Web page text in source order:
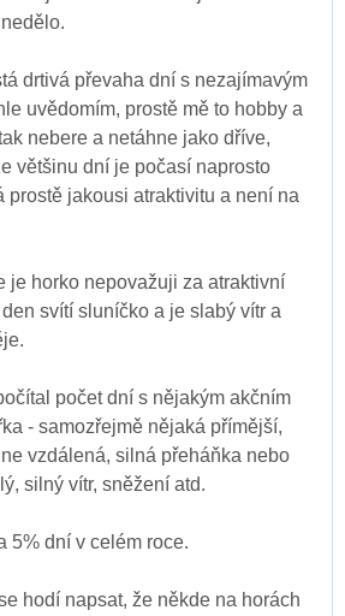
drtivá převaha dní s nezajímavým
uvědomím, prostě mě to hobby a
nebere a netáhne jako dříve,
většinu dní je počasí naprosto
prostě jakousi atraktivitu a není na
je horko nepovažuji za atraktivní
svítí sluníčko a je slabý vítr a
počet dní s nějakým akčním
- samozřejmě nějaká přímější,
vzdálená, silná přeháňka nebo
silný vítr, sněžení atd.
5% dní v celém roce.
hodí napsat, že někde na horách